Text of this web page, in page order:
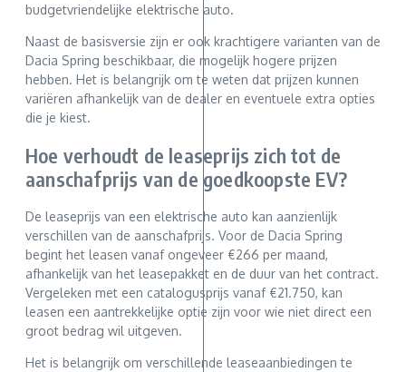
budgetvriendelijke elektrische auto.
Naast de basisversie zijn er ook krachtigere varianten van de
Dacia Spring beschikbaar, die mogelijk hogere prijzen
hebben. Het is belangrijk om te weten dat prijzen kunnen
variëren afhankelijk van de dealer en eventuele extra opties
die je kiest.
Hoe verhoudt de leaseprijs zich tot de
aanschafprijs van de goedkoopste EV?
De leaseprijs van een elektrische auto kan aanzienlijk
verschillen van de aanschafprijs. Voor de Dacia Spring
begint het leasen vanaf ongeveer €266 per maand,
afhankelijk van het leasepakket en de duur van het contract.
Vergeleken met een catalogusprijs vanaf €21.750, kan
leasen een aantrekkelijke optie zijn voor wie niet direct een
groot bedrag wil uitgeven.
Het is belangrijk om verschillende leaseaanbiedingen te